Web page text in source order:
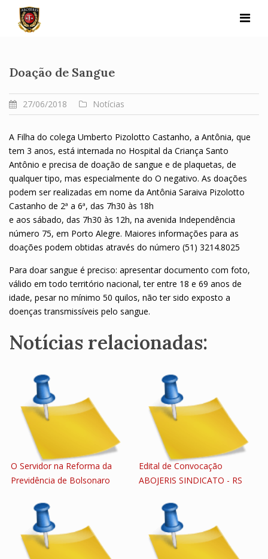
content
Doação de Sangue
27/06/2018 Notícias
A Filha do colega Umberto Pizolotto Castanho, a Antônia, que
tem 3 anos, está internada no Hospital da Criança Santo
Antônio e precisa de doação de sangue e de plaquetas, de
qualquer tipo, mas especialmente do O negativo. As doações
podem ser realizadas em nome da Antônia Saraiva Pizolotto
Castanho de 2ª a 6ª, das 7h30 às 18h
e aos sábado, das 7h30 às 12h, na avenida Independência
número 75, em Porto Alegre. Maiores informações para as
doações podem obtidas através do número (51) 3214.8025
Para doar sangue é preciso: apresentar documento com foto,
válido em todo território nacional, ter entre 18 e 69 anos de
idade, pesar no mínimo 50 quilos, não ter sido exposto a
doenças transmissíveis pelo sangue.
Notícias relacionadas:
O Servidor na Reforma da
Previdência de Bolsonaro
Edital de Convocação
ABOJERIS SINDICATO - RS